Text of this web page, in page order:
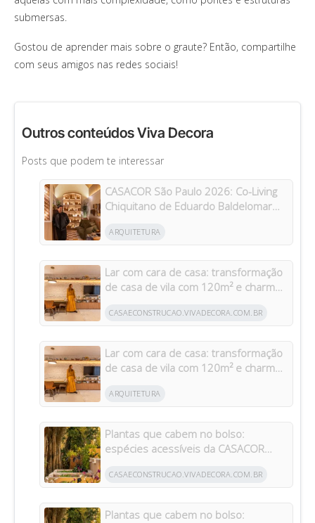
submersas.
Gostou de aprender mais sobre o graute? Então, compartilhe
com seus amigos nas redes sociais!
Outros conteúdos Viva Decora
Posts que podem te interessar
CASACOR São Paulo 2026: Co-Living
Chiquitano de Eduardo Baldelomar
ARQUITETURA
Lar com cara de casa: transformação
de casa de vila com 120m² e charme
CASAECONSTRUCAO.VIVADECORA.COM.BR
Lar com cara de casa: transformação
de casa de vila com 120m² e charme
ARQUITETURA
Plantas que cabem no bolso:
espécies acessíveis da CASACOR
CASAECONSTRUCAO.VIVADECORA.COM.BR
Plantas que cabem no bolso: